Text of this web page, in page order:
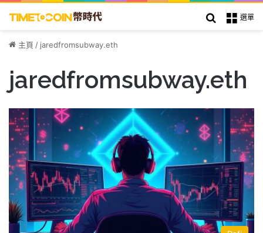
選單
搜索
主頁 / jaredfromsubway.eth
jaredfromsubway.eth